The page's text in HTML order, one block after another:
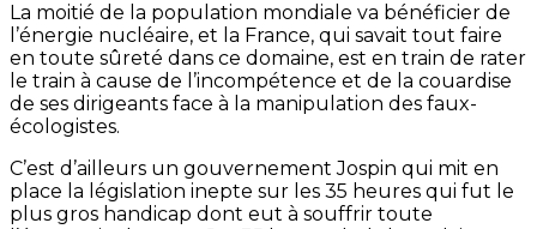
La moitié de la population mondiale va bénéficier de
l’énergie nucléaire, et la France, qui savait tout faire
en toute sûreté dans ce domaine, est en train de rater
le train à cause de l’incompétence et de la couardise
de ses dirigeants face à la manipulation des faux-
écologistes.
C’est d’ailleurs un gouvernement Jospin qui mit en
place la législation inepte sur les 35 heures qui fut le
plus gros handicap dont eut à souffrir toute